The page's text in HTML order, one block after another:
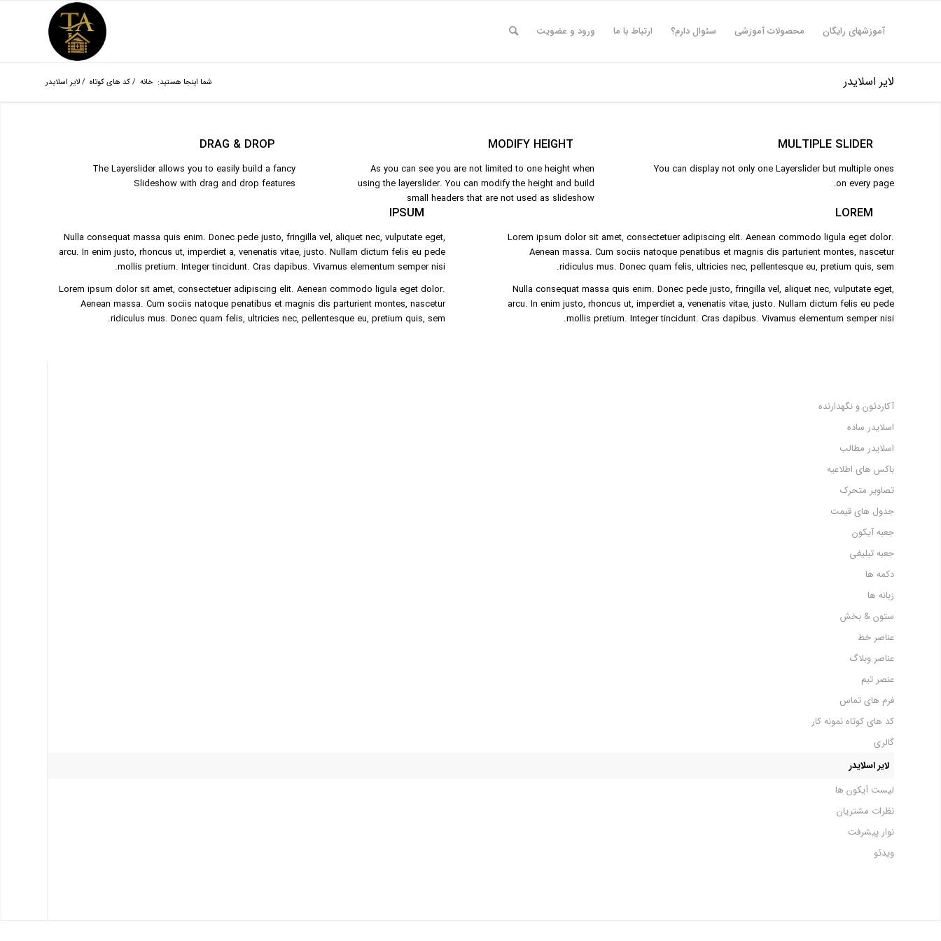
آموزشهای رایگان محصولات آموزشی سئوال دارم؟ ارتباط با ما ورود و عضویت
لایر اسلایدر شما اینجا هستید: خانه /کد های کوتاه /لایر اسلایدر
MULTIPLE SLIDER
You can display not only one Layerslider but multiple ones
on every page.
MODIFY HEIGHT
As you can see you are not limited to one height when
using the layerslider. You can modify the height and build
small headers that are not used as slideshow
DRAG & DROP
The Layerslider allows you to easily build a fancy
Slideshow with drag and drop features
LOREM
Lorem ipsum dolor sit amet, consectetuer adipiscing elit. Aenean commodo ligula eget dolor.
Aenean massa. Cum sociis natoque penatibus et magnis dis parturient montes, nascetur
ridiculus mus. Donec quam felis, ultricies nec, pellentesque eu, pretium quis, sem.
Nulla consequat massa quis enim. Donec pede justo, fringilla vel, aliquet nec, vulputate eget,
arcu. In enim justo, rhoncus ut, imperdiet a, venenatis vitae, justo. Nullam dictum felis eu pede
mollis pretium. Integer tincidunt. Cras dapibus. Vivamus elementum semper nisi.
IPSUM
Nulla consequat massa quis enim. Donec pede justo, fringilla vel, aliquet nec, vulputate eget,
arcu. In enim justo, rhoncus ut, imperdiet a, venenatis vitae, justo. Nullam dictum felis eu pede
mollis pretium. Integer tincidunt. Cras dapibus. Vivamus elementum semper nisi.
Lorem ipsum dolor sit amet, consectetuer adipiscing elit. Aenean commodo ligula eget dolor.
Aenean massa. Cum sociis natoque penatibus et magnis dis parturient montes, nascetur
ridiculus mus. Donec quam felis, ultricies nec, pellentesque eu, pretium quis, sem.
آکاردئون و نگهدارنده
اسلایدر ساده
اسلایدر مطالب
باکس های اطلاعیه
تصاویر متحرک
جدول های قیمت
جعبه آیکون
جعبه تبلیغی
دکمه ها
زبانه ها
ستون & بخش
عناصر خط
عناصر وبلاگ
عنصر تیم
فرم های تماس
کد های کوتاه نمونه کار
گالری
لایر اسلایدر
لیست آیکون ها
نظرات مشتریان
نوار پیشرفت
ویدئو